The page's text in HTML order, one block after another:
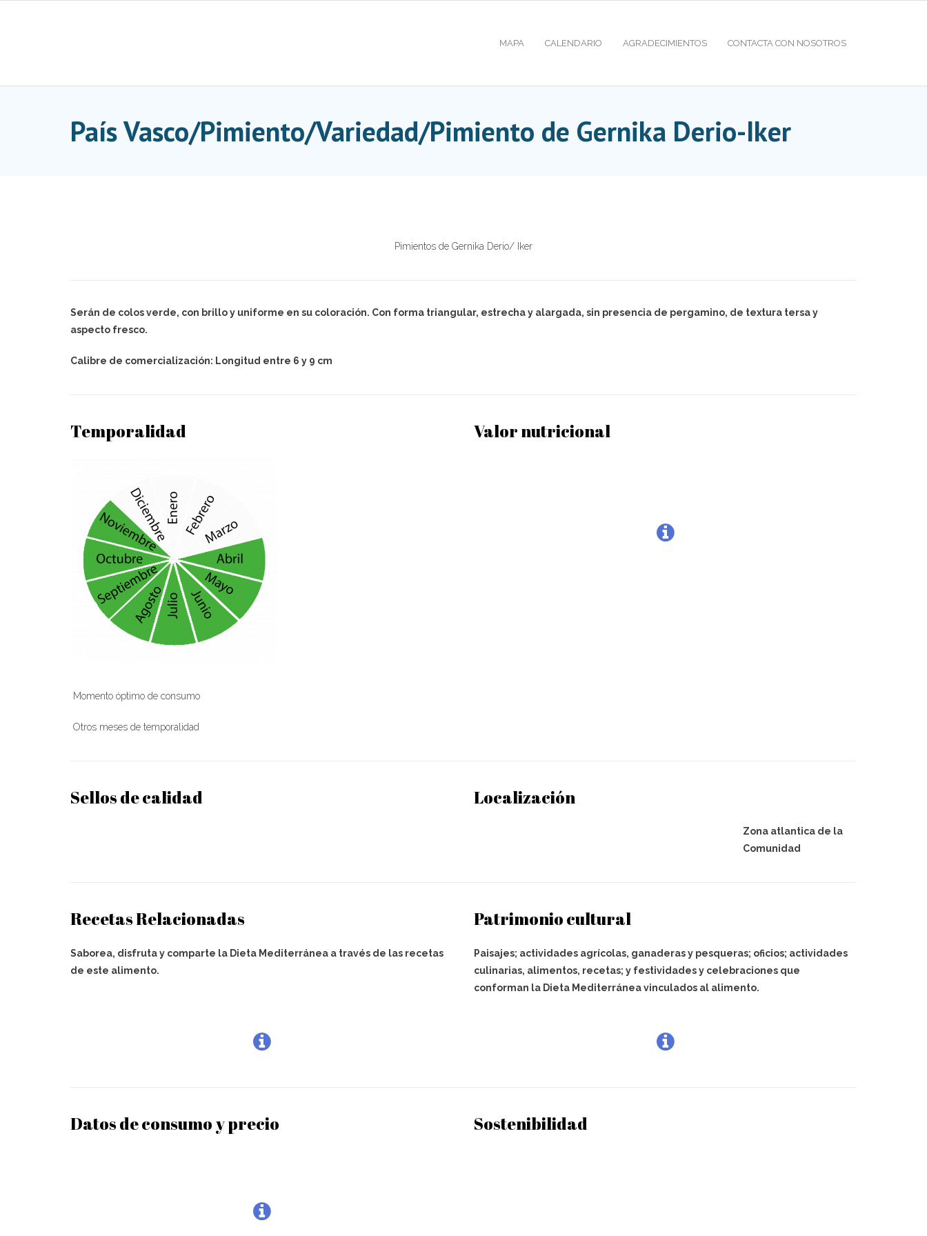
MAPA CALENDARIO AGRADECIMIENTOS CONTACTA CON NOSOTROS
País Vasco/Pimiento/Variedad/Pimiento de Gernika Derio-Iker
Pimientos de Gernika Derio/ Iker
Serán de colos verde, con brillo y uniforme en su coloración. Con forma triangular, estrecha y alargada, sin presencia de pergamino, de textura tersa y
aspecto fresco.
Calibre de comercialización: Longitud entre 6 y 9 cm
Temporalidad
Momento óptimo de consumo
Otros meses de temporalidad
Valor nutricional
Sellos de calidad Localización
Zona atlantica de la
Comunidad
Recetas Relacionadas Patrimonio cultural
Saborea, disfruta y comparte la Dieta Mediterránea a través de las recetas
de este alimento.
Paisajes; actividades agrícolas, ganaderas y pesqueras; oficios; actividades
culinarias, alimentos, recetas; y festividades y celebraciones que
conforman la Dieta Mediterránea vinculados al alimento.
Datos de consumo y precio Sostenibilidad